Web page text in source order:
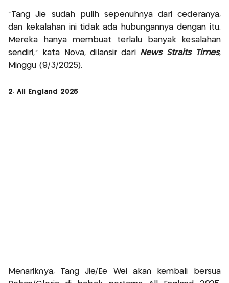
“Tang Jie sudah pulih sepenuhnya dari cederanya,
dan kekalahan ini tidak ada hubungannya dengan itu.
Mereka hanya membuat terlalu banyak kesalahan
sendiri,” kata Nova, dilansir dari News Straits Times,
Minggu (9/3/2025).
2. All England 2025
Menariknya, Tang Jie/Ee Wei akan kembali bersua